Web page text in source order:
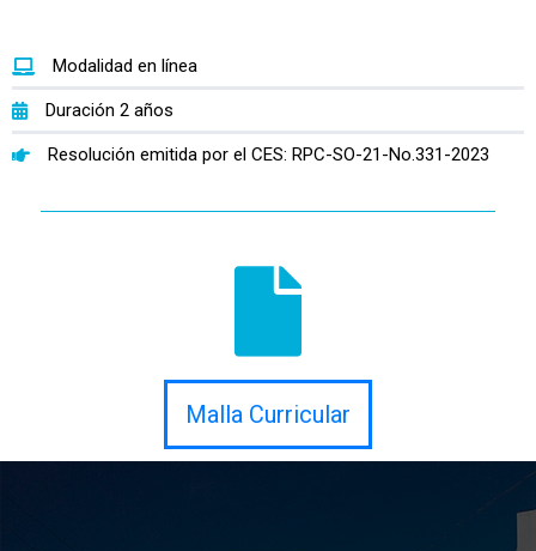
Modalidad en línea
Duración 2 años
Resolución emitida por el CES: RPC-SO-21-No.331-2023
Malla Curricular